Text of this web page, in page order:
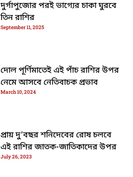
দুর্গাপুজোর পরই ভাগ্যের চাকা ঘুরবে
তিন রাশির
September 11, 2025
দোল পূর্ণিমাতেই এই পাঁচ রাশির উপর
নেমে আসবে নেতিবাচক প্রভাব
March 10, 2024
প্রায় দু’বছর শনিদেবের রোষ চলবে
এই রাশির জাতক-জাতিকাদের উপর
July 26, 2023